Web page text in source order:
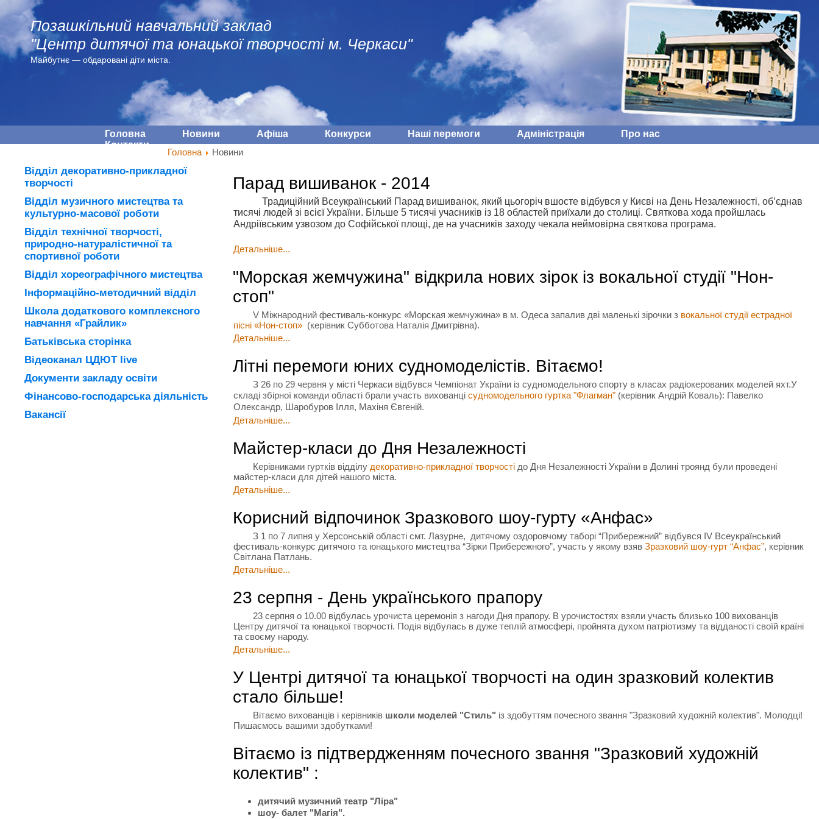
Позашкільний навчальний заклад
"Центр дитячої та юнацької творчості м. Черкаси"
Майбутнє — обдарованi діти міста.
Головна Новини Афіша Конкурси Наші перемоги Адмiнiстрацiя
Про нас
Контакти
Головна Новини
Парад вишиванок - 2014
Традиційний Всеукраїнський Парад вишиванок, який цьогоріч вшосте відбувся у Києві на День Незалежності, об’єднав
тисячі людей зі всієї України. Більше 5 тисячі учасників із 18 областей приїхали до столиці. Святкова хода пройшлась
Андріївським узвозом до Софійської площі, де на учасників заходу чекала неймовірна святкова програма.
Детальніше...
"Морская жемчужина" відкрила нових зірок із вокальної студії "Нон-
стоп"
V Міжнародний фестиваль-конкурс «Морская жемчужина» в м. Одеса запалив дві маленькі зірочки з вокальної студії естрадної
пісні «Нон-стоп» (керівник Субботова Наталія Дмитрівна).
Детальніше...
Літні перемоги юних судномоделістів. Вітаємо!
З 26 по 29 червня у місті Черкаси відбувся Чемпіонат України із судномодельного спорту в класах радіокерованих моделей яхт.У
складі збірної команди області брали участь вихованці судномодельного гуртка "Флагман" (керівник Андрій Коваль): Павелко
Олександр, Шаробуров Ілля, Махіня Євгеній.
Детальніше...
Майстер-класи до Дня Незалежності
Керівниками гуртків відділу декоративно-прикладної творчості до Дня Незалежності України в Долині троянд були проведені
майстер-класи для дітей нашого міста.
Детальніше...
Корисний відпочинок Зразкового шоу-гурту «Анфас»
З 1 по 7 липня у Херсонській області смт. Лазурне, дитячому оздоровчому таборі “Прибережний” відбувся IV Всеукраїнський
фестиваль-конкурс дитячого та юнацького мистецтва “Зірки Прибережного”, участь у якому взяв Зразковий шоу-гурт “Анфас”, керівник
Світлана Патлань.
Детальніше...
23 серпня - День українського прапору
23 серпня о 10.00 відбулась урочиста церемонія з нагоди Дня прапору. В урочистостях взяли участь близько 100 вихованців
Центру дитячої та юнацької творчості. Подія відбулась в дуже теплій атмосфері, пройнята духом патріотизму та відданості своїй країні
та своєму народу.
Детальніше...
У Центрі дитячої та юнацької творчості на один зразковий колектив
стало більше!
Вітаємо вихованців і керівників школи моделей "Стиль" із здобуттям почесного звання "Зразковий художній колектив". Молодці!
Пишаємось вашими здобутками!
Вітаємо із підтвердженням почесного звання "Зразковий художній
колектив" :
дитячий музичний театр "Ліра"
шоу- балет "Магія".
Відділ декоративно-прикладної
творчості
Відділ музичного мистецтва та
культурно-масової роботи
Відділ технічної творчості,
природно-натуралістичної та
спортивної роботи
Відділ хореографічного мистецтва
Інформаційно-методичний відділ
Школа додаткового комплексного
навчання «Грайлик»
Батьківська сторінка
Відеоканал ЦДЮТ live
Документи закладу освіти
Фінансово-господарська діяльність
Вакансії